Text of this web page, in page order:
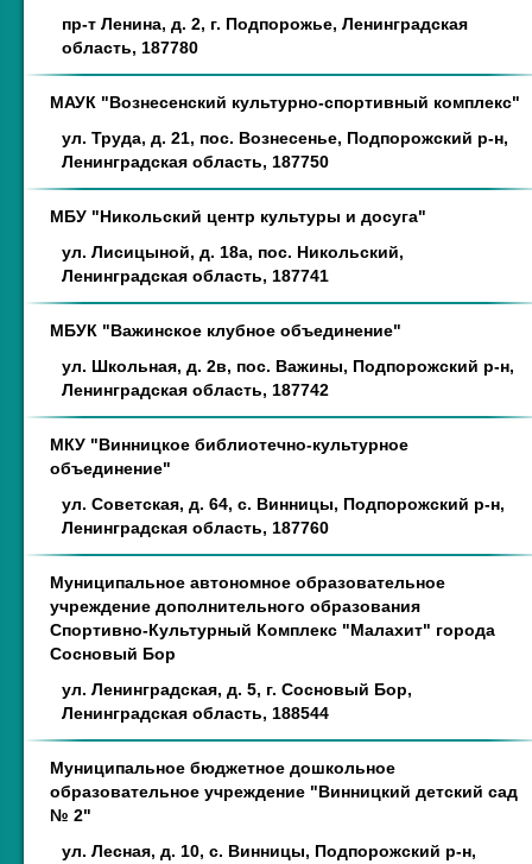
пр-т Ленина, д. 2, г. Подпорожье, Ленинградская
область, 187780
МАУК "Вознесенский культурно-спортивный комплекс"
ул. Труда, д. 21, пос. Вознесенье, Подпорожский р-н,
Ленинградская область, 187750
МБУ "Никольский центр культуры и досуга"
ул. Лисицыной, д. 18а, пос. Никольский,
Ленинградская область, 187741
МБУК "Важинское клубное объединение"
ул. Школьная, д. 2в, пос. Важины, Подпорожский р-н,
Ленинградская область, 187742
МКУ "Винницкое библиотечно-культурное
объединение"
ул. Советская, д. 64, с. Винницы, Подпорожский р-н,
Ленинградская область, 187760
Муниципальное автономное образовательное
учреждение дополнительного образования
Спортивно-Культурный Комплекс "Малахит" города
Сосновый Бор
ул. Ленинградская, д. 5, г. Сосновый Бор,
Ленинградская область, 188544
Муниципальное бюджетное дошкольное
образовательное учреждение "Винницкий детский сад
№ 2"
ул. Лесная, д. 10, с. Винницы, Подпорожский р-н,